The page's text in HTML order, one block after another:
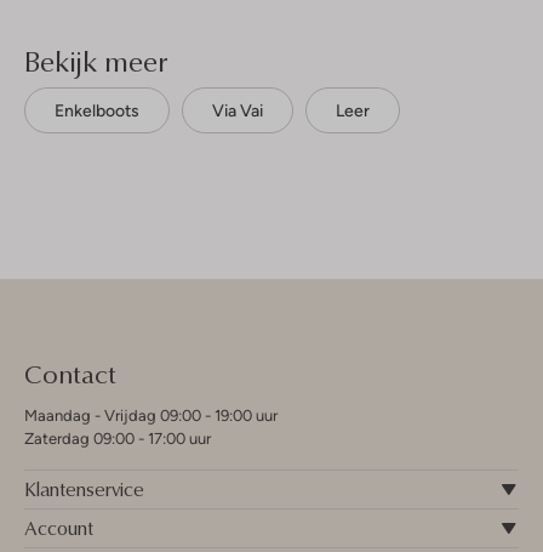
Bekijk meer
Enkelboots Via Vai Leer
Contact
Maandag - Vrijdag 09:00 - 19:00 uur
Zaterdag 09:00 - 17:00 uur
Klantenservice
Account